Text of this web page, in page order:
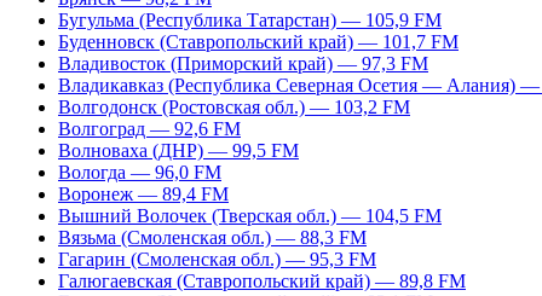
Бугульма (Республика Татарстан) — 105,9 FM
Буденновск (Ставропольский край) — 101,7 FM
Владивосток (Приморский край) — 97,3 FM
Владикавказ (Республика Северная Осетия — Алания)
Волгодонск (Ростовская обл.) — 103,2 FM
Волгоград — 92,6 FM
Волноваха (ДНР) — 99,5 FM
Вологда — 96,0 FM
Воронеж — 89,4 FM
Вышний Волочек (Тверская обл.) — 104,5 FM
Вязьма (Смоленская обл.) — 88,3 FM
Гагарин (Смоленская обл.) — 95,3 FM
Галюгаевская (Ставропольский край) — 89,8 FM